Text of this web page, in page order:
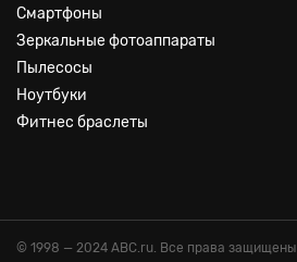
Смартфоны
Зеркальные фотоаппараты
Пылесосы
Ноутбуки
Фитнес браслеты
© 1998 — 2024 ABC.ru. Все права защищены